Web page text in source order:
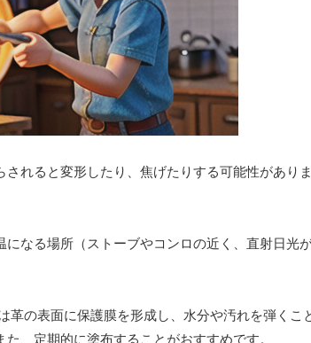
れると変形したり、焦げたりする可能性があり
なる場所（ストーブやコンロの近く、直射日光
革の表面に保護膜を形成し、水分や汚れを弾くこ
、定期的に塗布することがおすすめです。